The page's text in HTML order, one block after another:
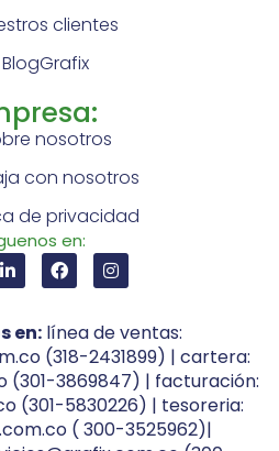
clientes
BlogGrafix
nosotros
con nosotros
de privacidad
en:
en: línea de ventas:
(318-2431899) | cartera:
(301-3869847) | facturación:
(301-5830226) | tesoreria:
( 300-3525962)|